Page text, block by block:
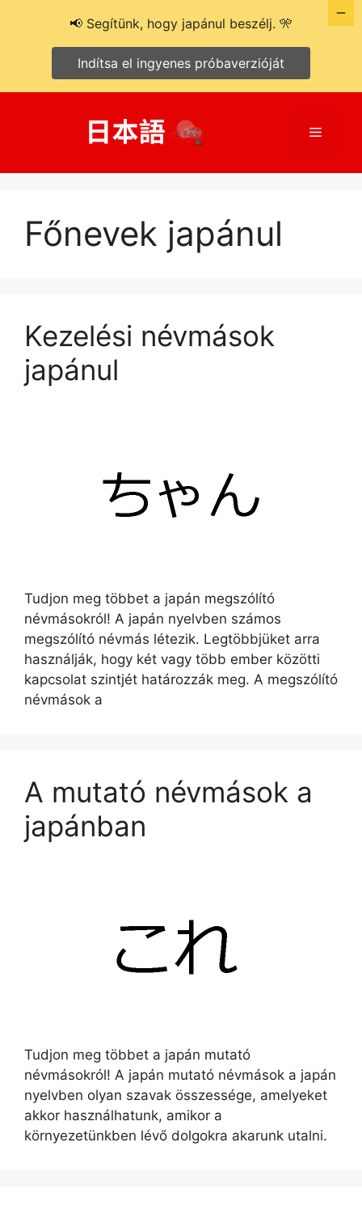
Menü
Főnevek japánul
Kezelési névmások
japánul
Tudjon meg többet a japán megszólító
névmásokról! A japán nyelvben számos
megszólító névmás létezik. Legtöbbjüket arra
használják, hogy két vagy több ember közötti
kapcsolat szintjét határozzák meg. A megszólító
névmások a
A mutató névmások a
japánban
Tudjon meg többet a japán mutató
névmásokról! A japán mutató névmások a japán
nyelvben olyan szavak összessége, amelyeket
akkor használhatunk, amikor a
környezetünkben lévő dolgokra akarunk utalni.
📢 Segítünk, hogy japánul beszélj. 🎌
Indítsa el ingyenes próbaverzióját